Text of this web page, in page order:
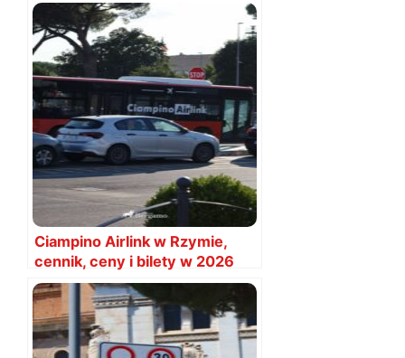
Ciampino Airlink w Rzymie,
cennik, ceny i bilety w 2026
roku